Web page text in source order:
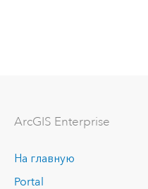
ArcGIS Enterprise
На главную
Portal